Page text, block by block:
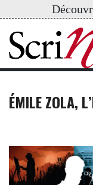
ÉMILE ZOLA,